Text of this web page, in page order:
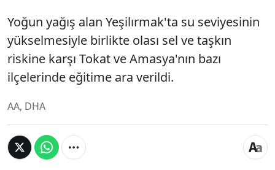
Yoğun yağış alan Yeşilırmak'ta su seviyesinin
yükselmesiyle birlikte olası sel ve taşkın
riskine karşı Tokat ve Amasya'nın bazı
ilçelerinde eğitime ara verildi.
AA, DHA